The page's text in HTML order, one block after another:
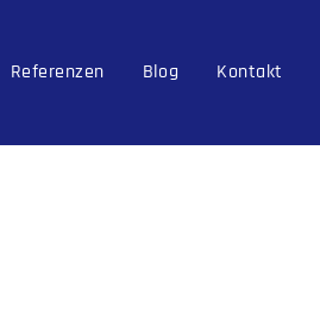
Referenzen Blog Kontakt